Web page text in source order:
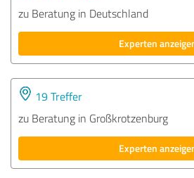
zu Beratung in Deutschland
Experten
19 Treffer
zu Beratung in Großkrotzenburg
Experten